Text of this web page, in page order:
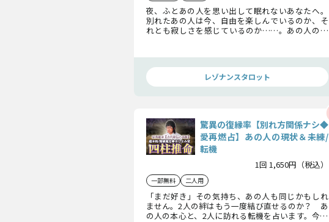
夜、ふとあの人を思い出して眠れないあなたへ。
別れたあの人は今、自由を楽しんでいるのか、そ
れとも寂しさを感じているのか……。あの人の心
レゾナンスタロット
驚異の復縁率【別れ方関係ナシ◆
愛再燃占】あの人の現状＆未練/
転機
1回 1,650円（税込）
一部無料 二人用
「まだ好き」その気持ち、あの人も同じかもしれ
ません。2人の絆はもう一度結び直せるのか？ あ
の人の本心と、2人に訪れる転機を占います。今の